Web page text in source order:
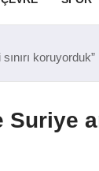
koruyorduk”